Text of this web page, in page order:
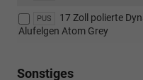
PUS
17 Zoll polierte
Alufelgen Atom Grey
Sonstiges